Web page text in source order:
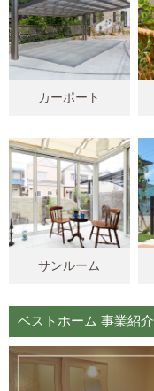
カーポート
サンルーム
ベストホーム 事業紹介